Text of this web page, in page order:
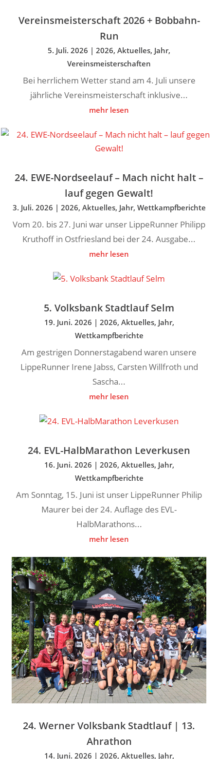
Vereinsmeisterschaft 2026 + Bobbahn-
Run
5. Juli. 2026 | 2026, Aktuelles, Jahr,
Vereinsmeisterschaften
Bei herrlichem Wetter stand am 4. Juli unsere
jährliche Vereinsmeisterschaft inklusive...
mehr lesen
24. EWE-Nordseelauf – Mach nicht halt –
lauf gegen Gewalt!
3. Juli. 2026 | 2026, Aktuelles, Jahr, Wettkampfberichte
Vom 20. bis 27. Juni war unser LippeRunner Philipp
Kruthoff in Ostfriesland bei der 24. Ausgabe...
mehr lesen
5. Volksbank Stadtlauf Selm
19. Juni. 2026 | 2026, Aktuelles, Jahr,
Wettkampfberichte
Am gestrigen Donnerstagabend waren unsere
LippeRunner Irene Jabss, Carsten Willfroth und
Sascha...
mehr lesen
24. EVL-HalbMarathon Leverkusen
16. Juni. 2026 | 2026, Aktuelles, Jahr,
Wettkampfberichte
Am Sonntag, 15. Juni ist unser LippeRunner Philip
Maurer bei der 24. Auflage des EVL-
HalbMarathons...
mehr lesen
24. Werner Volksbank Stadtlauf | 13.
Ahrathon
14. Juni. 2026 | 2026, Aktuelles, Jahr,